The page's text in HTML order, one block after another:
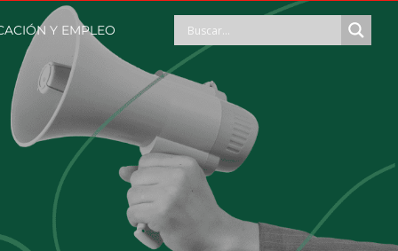
Y EMPLEO